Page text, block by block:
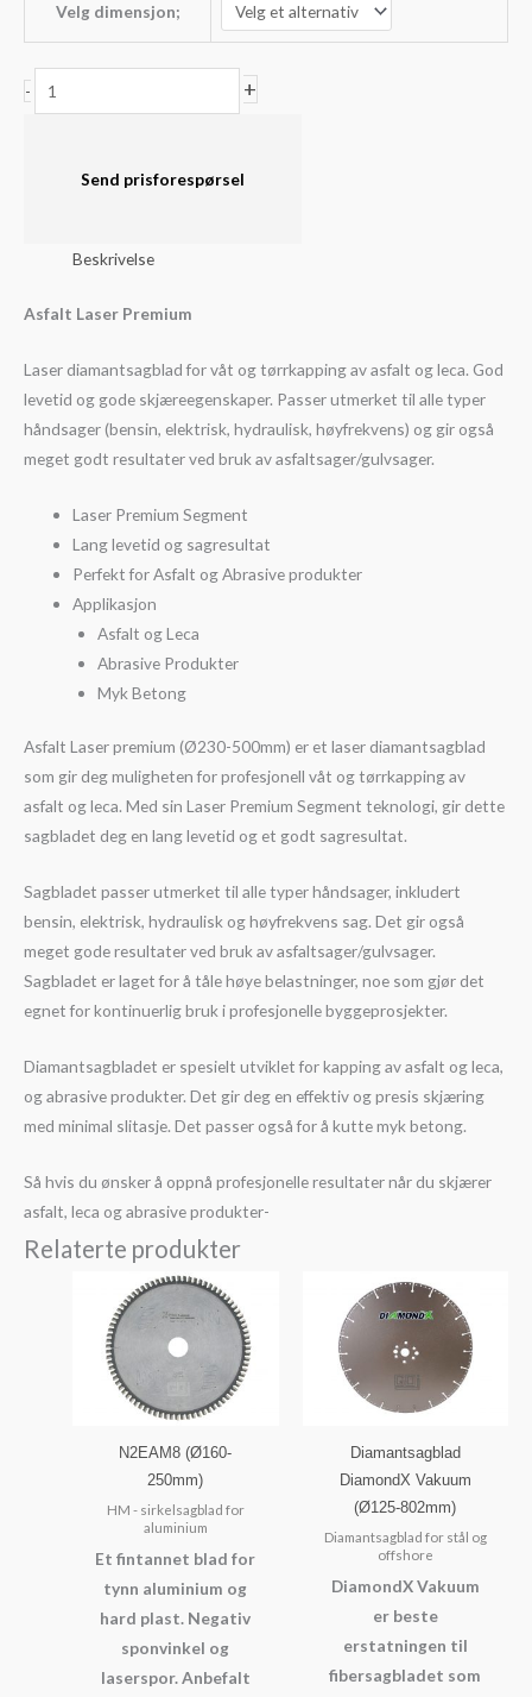
Velg dimensjon;
-
Asfalt
Laser
(Ø230-
+
Send prisforespørsel
Beskrivelse
Asfalt Laser Premium
Laser diamantsagblad for våt og tørrkapping av asfalt og leca. God
levetid og gode skjæreegenskaper. Passer utmerket til alle typer
håndsager (bensin, elektrisk, hydraulisk, høyfrekvens) og gir også
meget godt resultater ved bruk av asfaltsager/gulvsager.
Laser Premium Segment
Lang levetid og sagresultat
Perfekt for Asfalt og Abrasive produkter
Applikasjon
Asfalt og Leca
Abrasive Produkter
Myk Betong
Asfalt Laser premium (Ø230-500mm) er et laser diamantsagblad
som gir deg muligheten for profesjonell våt og tørrkapping av
asfalt og leca. Med sin Laser Premium Segment teknologi, gir dette
sagbladet deg en lang levetid og et godt sagresultat.
Sagbladet passer utmerket til alle typer håndsager, inkludert
bensin, elektrisk, hydraulisk og høyfrekvens sag. Det gir også
meget gode resultater ved bruk av asfaltsager/gulvsager.
Sagbladet er laget for å tåle høye belastninger, noe som gjør det
egnet for kontinuerlig bruk i profesjonelle byggeprosjekter.
Diamantsagbladet er spesielt utviklet for kapping av asfalt og leca,
og abrasive produkter. Det gir deg en effektiv og presis skjæring
med minimal slitasje. Det passer også for å kutte myk betong.
Så hvis du ønsker å oppnå profesjonelle resultater når du skjærer
asfalt, leca og abrasive produkter-
Relaterte produkter
N2EAM8 (Ø160-
250mm)
HM - sirkelsagblad for
aluminium
Et fintannet blad for
tynn aluminium og
hard plast. Negativ
sponvinkel og
laserspor. Anbefalt
Diamantsagblad
DiamondX Vakuum
(Ø125-802mm)
Diamantsagblad for stål og
offshore
DiamondX Vakuum
er beste
erstatningen til
fibersagbladet som